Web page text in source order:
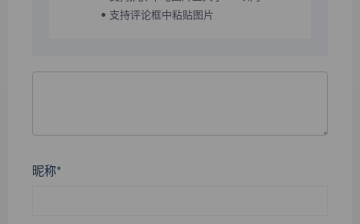
• 支持评论框中粘贴图片
昵称*